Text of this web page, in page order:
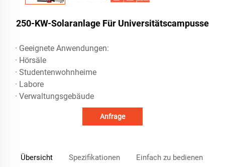
250-KW-Solaranlage Für Universitätscampusse
· Geeignete Anwendungen:
· Hörsäle
· Studentenwohnheime
· Labore
· Verwaltungsgebäude
Anfrage
Übersicht Spezifikationen Einfach zu bedienen